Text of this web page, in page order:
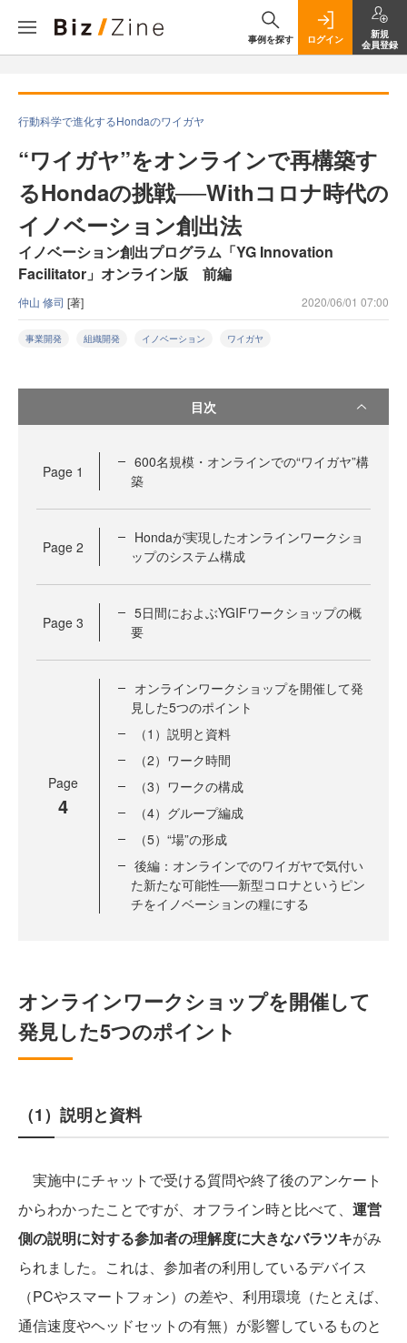
事例を探す ログイン
新規
会員登録
行動科学で進化するHondaのワイガヤ
“ワイガヤ”をオンラインで再構築す
るHondaの挑戦──Withコロナ時代の
イノベーション創出法
イノベーション創出プログラム「YG Innovation
Facilitator」オンライン版 前編
仲山 修司 [著] 2020/06/01 07:00
事業開発 組織開発 イノベーション ワイガヤ
目次
Page 1
600名規模・オンラインでの“ワイガヤ”構
築
Page 2
Hondaが実現したオンラインワークショ
ップのシステム構成
Page 3
5日間におよぶYGIFワークショップの概
要
Page
4
オンラインワークショップを開催して発
見した5つのポイント
（1）説明と資料
（2）ワーク時間
（3）ワークの構成
（4）グループ編成
（5）“場”の形成
後編：オンラインでのワイガヤで気付い
た新たな可能性──新型コロナというピン
チをイノベーションの糧にする
オンラインワークショップを開催して
発見した5つのポイント
（1）説明と資料
実施中にチャットで受ける質問や終了後のアンケート
からわかったことですが、オフライン時と比べて、 運営
側の説明に対する参加者の理解度に大きなバラツキがみ
られました。これは、参加者の利用しているデバイス
（PCやスマートフォン）の差や、利用環境（たとえば、
通信速度やヘッドセットの有無）が影響しているものと